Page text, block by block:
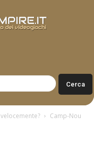
Camp-Nou